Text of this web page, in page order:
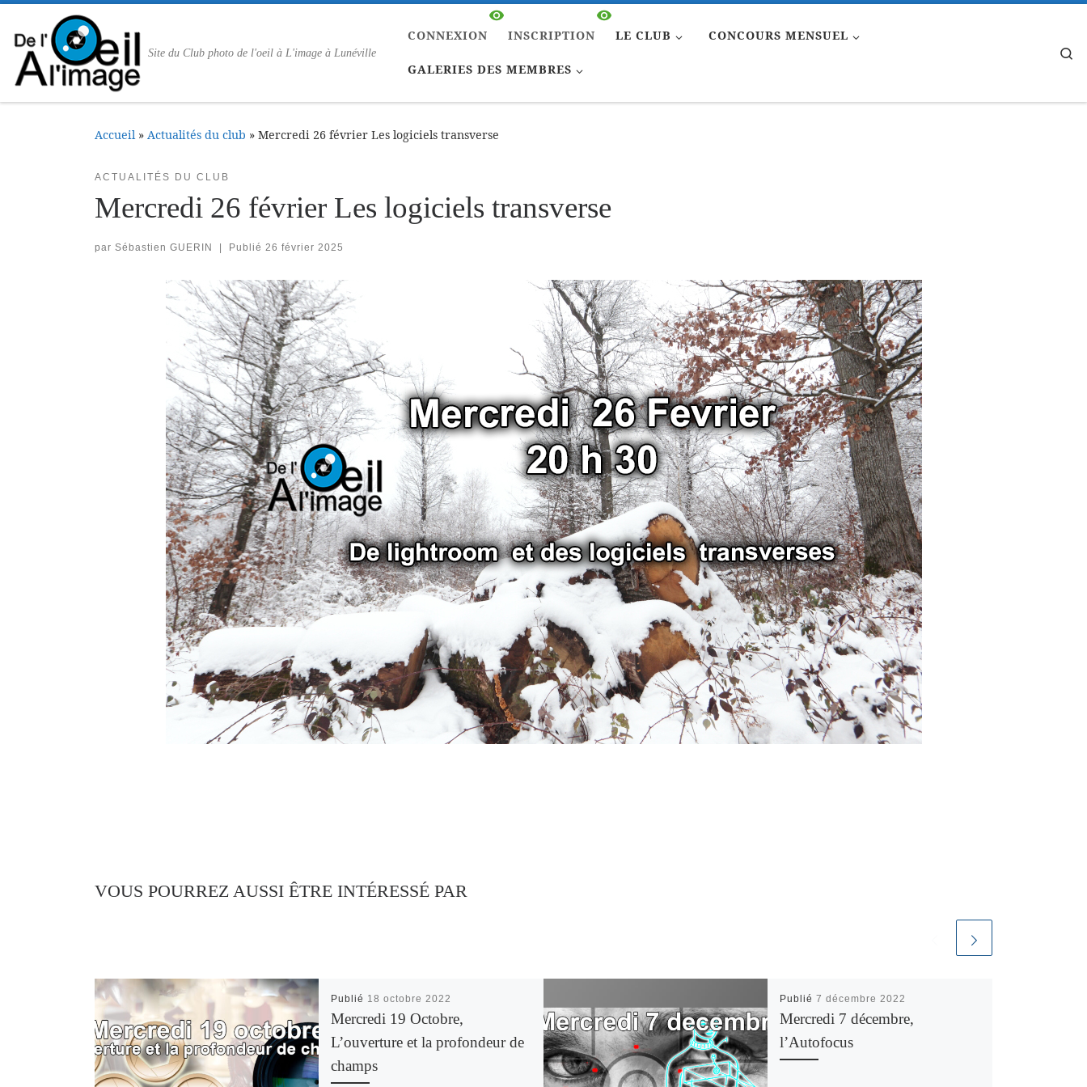
Passer au contenu
Site du Club photo de l'oeil à L'image à Lunéville
CONNEXION INSCRIPTION LE CLUB CONCOURS MENSUEL
GALERIES DES MEMBRES
Accueil » Actualités du club » Mercredi 26 février Les logiciels transverse
ACTUALITÉS DU CLUB
Mercredi 26 février Les logiciels transverse
par Sébastien GUERIN | Publié 26 février 2025
VOUS POURREZ AUSSI ÊTRE INTÉRESSÉ PAR
Publié 18 octobre 2022
Mercredi 19 Octobre,
L’ouverture et la profondeur de
champs
Publié 7 décembre 2022
Mercredi 7 décembre,
l’Autofocus